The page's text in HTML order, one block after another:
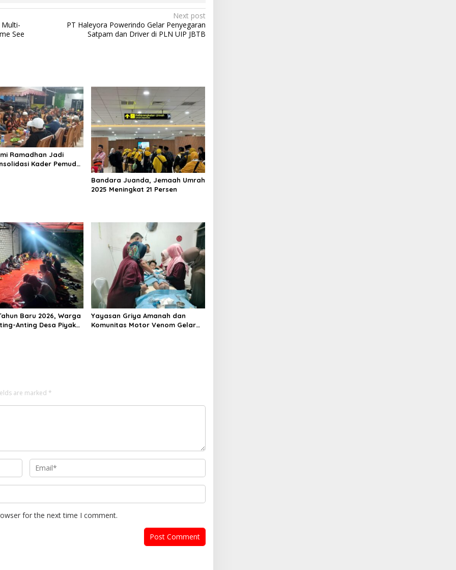
Multi-
See
Next post
PT Haleyora Powerindo Gelar Penyegaran
Satpam dan Driver di PLN UIP JBTB
Ramadhan Jadi
Kader Pemuda
Bandara Juanda, Jemaah Umrah
2025 Meningkat 21 Persen
Baru 2026, Warga
Anting Desa Piyak
Yayasan Griya Amanah dan
Komunitas Motor Venom Gelar
are marked *
for the next time I comment.